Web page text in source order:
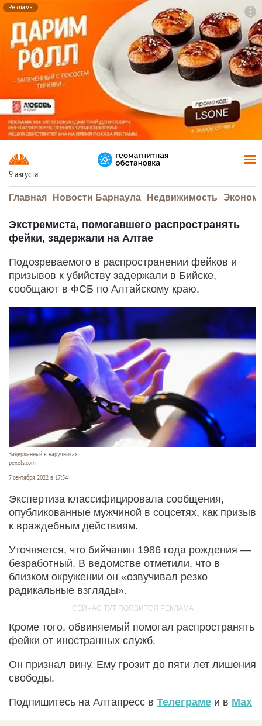
Реклама
9 августа
Главная Новости Барнаула Недвижимость
Экстремиста, помогавшего распространять
фейки, задержали на Алтае
Подозреваемого в распространении фейков и
призывов к убийству задержали в Бийске,
сообщают в ФСБ по Алтайскому краю.
Задержанный в наручниках.
pexels.com
7 сентября 2022 в 17:54
Экспертиза классифицировала сообщения,
опубликованные мужчиной в соцсетях, как призыв
к враждебным действиям.
Уточняется, что бийчанин 1986 года рождения —
безработный. В ведомстве отметили, что в
близком окружении он «озвучивал резко
радикальные взгляды».
Кроме того, обвиняемый помогал распространять
фейки от иностранных служб.
Он признал вину. Ему грозит до пяти лет лишения
свободы.
Подпишитесь на Алтапресс в Телеграме и в Max